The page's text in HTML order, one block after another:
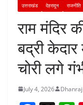
उत्तराखंड देहरादून राजनीति
राम मंदिर
बद्री केदार
चोरी लगे
July 4, 2026